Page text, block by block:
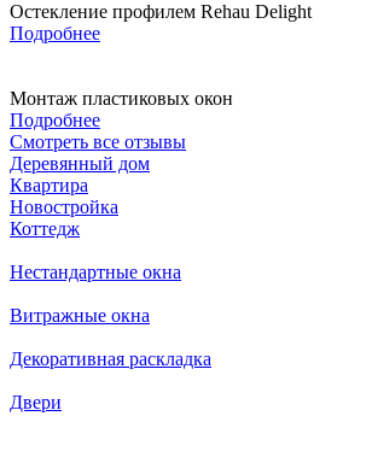
Остекление профилем Rehau Delight
Подробнее
Монтаж пластиковых окон
Подробнее
Смотреть все отзывы
Деревянный дом
Квартира
Новостройка
Коттедж
Нестандартные окна
Витражные окна
Декоративная раскладка
Двери